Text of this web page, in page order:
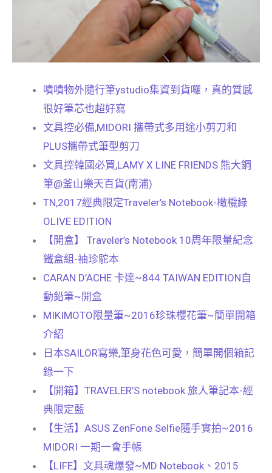
嘖嘖物外隨行筆ystudio集資到貨囉，真的質感
很好筆芯也超好寫
文具控必備,MIDORI 攜帶式多用途小剪刀和
PLUS攜帶式筆型剪刀
文具控韓國必買,LAMY X LINE FRIENDS 熊大鋼
筆@釜山樂天百貨(南浦)
TN,2017經典限定Traveler’s Notebook-橄欖綠
OLIVE EDITION
【開盒】 Traveler’s Notebook 10周年限量紀念
鐵盒組-袖珍駝本
CARAN D’ACHE 卡達~844 TAIWAN EDITION自
動鉛筆~開盒
MIKIMOTO限量筆~2016珍珠櫻花筆~簡單開箱
介紹
日本SAILOR寫樂,筆身花色可愛，簡單開個箱記
錄一下
【開箱】TRAVELER’S notebook 旅人筆記本-經
典限定藍
【生活】ASUS ZenFone Selfie隨手實拍~2016
MIDORI 一期一會手帳
【LIFE】文具魂爆發~MD Notebook、2015